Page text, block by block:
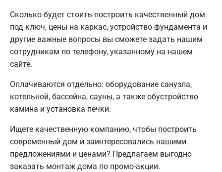
Сколько будет стоить построить качественный дом
под ключ, цены на каркас, устройство фундамента и
другие важные вопросы вы сможете задать нашим
сотрудникам по телефону, указанному на нашем
сайте.
Оплачиваются отдельно: оборудование санузла,
котельной, бассейна, сауны, а также обустройство
камина и установка печки.
Ищете качественную компанию, чтобы построить
современный дом и заинтересовались нашими
предложениями и ценами? Предлагаем выгодно
заказать монтаж дома по промо-акции.